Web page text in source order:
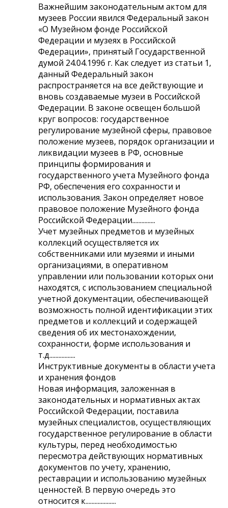
Важнейшим законодательным актом для
музеев России явился Федеральный закон
«О Музейном фонде Российской
Федерации и музеях в Российской
Федерации», принятый Государственной
думой 24.04.1996 г. Как следует из статьи 1,
данный Федеральный закон
распространяется на все действующие и
вновь создаваемые музеи в Российской
Федерации. В законе освещен большой
круг вопросов: государственное
регулирование музейной сферы, правовое
положение музеев, порядок организации и
ликвидации музеев в РФ, основные
принципы формирования и
государственного учета Музейного фонда
РФ, обеспечения его сохранности и
использования. Закон определяет новое
правовое положение Музейного фонда
Российской Федерации...............
Учет музейных предметов и музейных
коллекций осуществляется их
собственниками или музеями и иными
организациями, в оперативном
управлении или пользовании которых они
находятся, с использованием специальной
учетной документации, обеспечивающей
возможность полной идентификации этих
предметов и коллекций и содержащей
сведения об их местонахождении,
сохранности, форме использования и
т.д.................
Инструктивные документы в области учета
и хранения фондов
Новая информация, заложенная в
законодательных и нормативных актах
Российской Федерации, поставила
музейных специалистов, осуществляющих
государственное регулирование в области
культуры, перед необходимостью
пересмотра действующих нормативных
документов по учету, хранению,
реставрации и использованию музейных
ценностей. В первую очередь это
относится к....................